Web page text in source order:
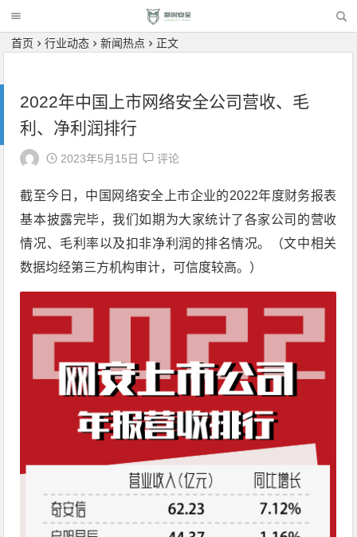
首页 行业动态 新闻热点 正文
2022年中国上市网络安全公司营收、毛
利、净利润排行
2023年5月15日 评论
截至今日，中国网络安全上市企业的2022年度财务报表
基本披露完毕，我们如期为大家统计了各家公司的营收
情况、毛利率以及扣非净利润的排名情况。（文中相关
数据均经第三方机构审计，可信度较高。）